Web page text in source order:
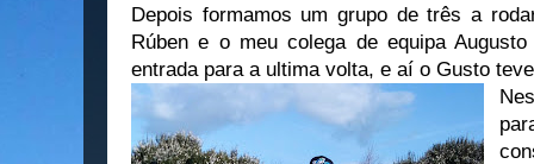
Depois formamos um grupo de três a
Rúben e o meu colega de equipa
entrada para a ultima volta, e aí o Gusto